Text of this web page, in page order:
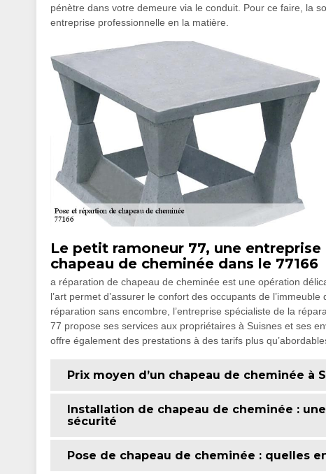
pénètre dans votre demeure via le conduit. Pour ce faire, la
entreprise professionnelle en la matière.
Le petit ramoneur 77, une
chapeau de cheminée dans le 77166
a réparation de chapeau de cheminée est une opération
l’art permet d’assurer le confort des occupants de
réparation sans encombre, l’entreprise spécialiste de la
77 propose ses services aux propriétaires à Suisnes et ses
offre également des prestations à des tarifs plus
Prix moyen d’un chapeau de cheminée à
Installation de chapeau de cheminée :
sécurité
Pose de chapeau de cheminée : quelles